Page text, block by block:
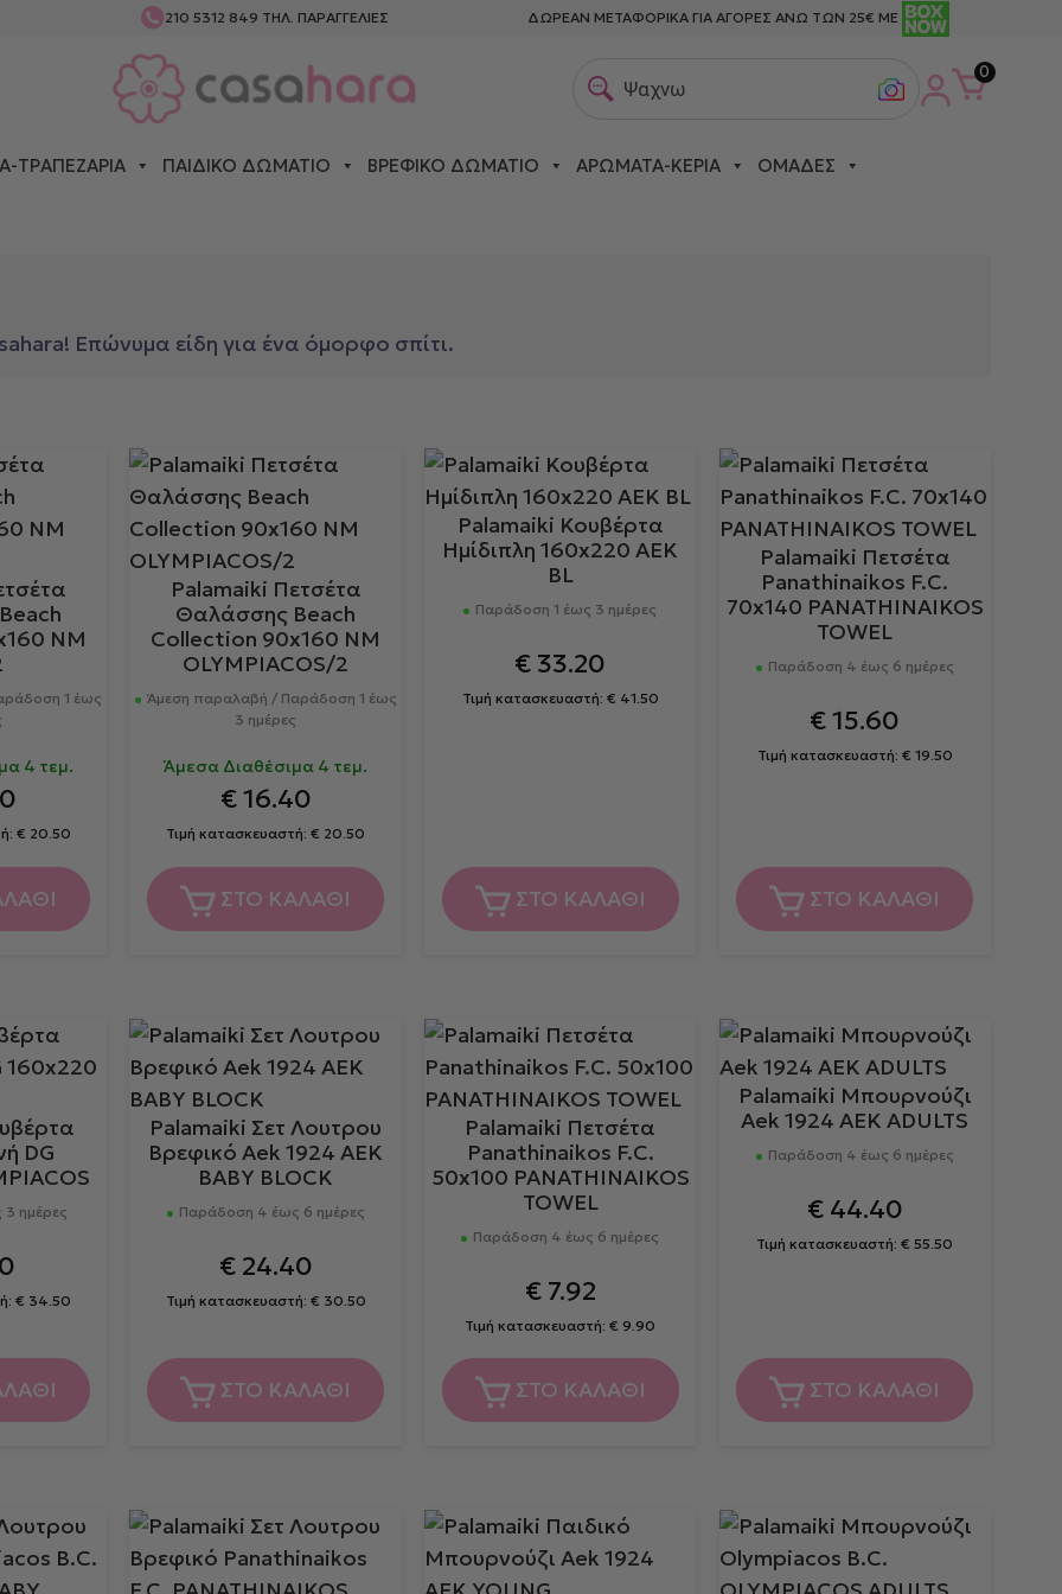
210 5312 849 ΤΗΛ. ΠΑΡΑΓΓΕΛΙΕΣ ΔΩΡΕΑΝ ΜΕΤΑΦΟΡΙΚΑ ΓΙΑ ΑΓΟΡΕΣ ΑΝΩ ΤΩΝ 25€ ΜΕ
Ψαχνω για πετσ
0
ΤΡΑΠΕΖΑΡΊΑ ΠΑΙΔΙΚΌ ΔΩΜΆΤΙΟ ΒΡΕΦΙΚΌ ΔΩΜΆΤΙΟ ΑΡΏΜΑΤΑ-ΚΕΡΙΆ ΟΜΆΔΕΣ
Επώνυμα είδη για ένα όμορφο σπίτι.
NM
1 έως
4 τεμ.
€ 20.50
Palamaiki Πετσέτα
Θαλάσσης Beach
Collection 90x160 NM
OLYMPIACOS/2
Άμεση παραλαβή / Παράδοση 1 έως
3 ημέρες
Άμεσα Διαθέσιμα 4 τεμ.
€16.40
Τιμή κατασκευαστή:€ 20.50
ΣΤΟ ΚΑΛΑΘΙ
Palamaiki Κουβέρτα
Ημίδιπλη 160x220 AEK
BL
Παράδοση 1 έως 3 ημέρες
€ 33.20
Τιμή κατασκευαστή: € 41.50
ΣΤΟ ΚΑΛΑΘΙ
Palamaiki Πετσέτα
Panathinaikos F.C.
70x140 PANATHINAIKOS
TOWEL
Παράδοση 4 έως 6 ημέρες
€15.60
Τιμή κατασκευαστή: € 19.50
ΣΤΟ ΚΑΛΑΘΙ
DG
ημέρες
€ 34.50
Palamaiki Σετ Λουτρου
Βρεφικό Aek 1924 AEK
BABY BLOCK
Παράδοση 4 έως 6 ημέρες
€24.40
Τιμή κατασκευαστή: € 30.50
ΣΤΟ ΚΑΛΑΘΙ
Palamaiki Πετσέτα
Panathinaikos F.C.
50x100 PANATHINAIKOS
TOWEL
Παράδοση 4 έως 6 ημέρες
€7.92
Τιμή κατασκευαστή:€ 9.90
ΣΤΟ ΚΑΛΑΘΙ
Palamaiki Μπουρνούζι
Aek 1924 AEK ADULTS
Παράδοση 4 έως 6 ημέρες
€44.40
Τιμή κατασκευαστή:€ 55.50
ΣΤΟ ΚΑΛΑΘΙ
Αυτό
το
προϊόν
έχει
πολλαπλές
επιλογές
επιλεγούν
στη
σελίδα
Αυτό
το
Αυτό
το